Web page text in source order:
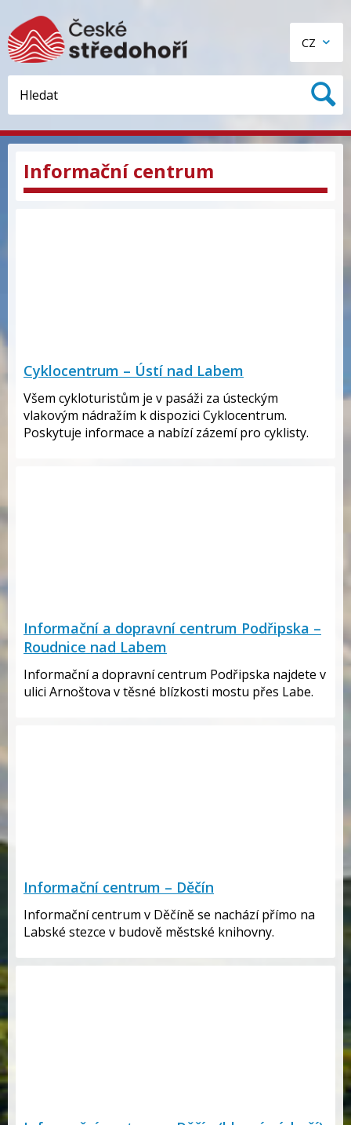
CZ
Informační centrum
Cyklocentrum – Ústí nad Labem
Všem cykloturistům je v pasáži za ústeckým
vlakovým nádražím k dispozici Cyklocentrum.
Poskytuje informace a nabízí zázemí pro cyklisty.
Informační a dopravní centrum Podřipska –
Roudnice nad Labem
Informační a dopravní centrum Podřipska najdete v
ulici Arnoštova v těsné blízkosti mostu přes Labe.
Informační centrum – Děčín
Informační centrum v Děčíně se nachází přímo na
Labské stezce v budově městské knihovny.